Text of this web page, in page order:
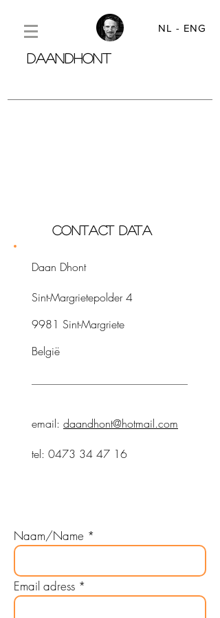
NL - ENG
DAANDHONT
CONTACT DATA
Daan Dhont
Sint-Margrietepolder 4
9981 Sint-Margriete
België
email: daandhont@hotmail.com
tel: 0473 34 47 16
Naam/Name
Email adress